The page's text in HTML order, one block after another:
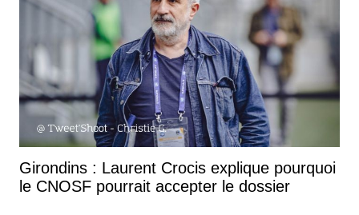
Girondins : Laurent Crocis explique pourquoi
le CNOSF pourrait accepter le dossier